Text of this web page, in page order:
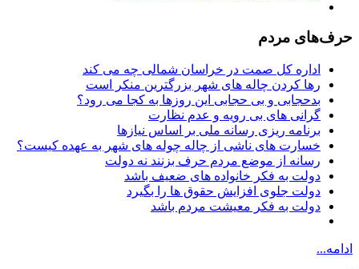
حرف‌های مردم
اداره کل صمت در خراسان شمالی چه می کند
رها کردن چاله های شهر بزرگترین منکر است
بدحجابی و بی حجابی این روزها به کجا می رود؟
گرانی های بی رویه و عدم نظارت
برنامه ریزی رسانه ملی بر اساس نیازها
خسارت های ناشی از چاله چوله های شهر به عهده کیست؟
رسانه از موضع مردم حرف بزنند نه دولت
دولت به فکر خانواده های ضعیف باشد
دولت جلوی افزایش حقوق ها را بگیرد
دولت به فکر معیشت مردم باشد
ادامه...